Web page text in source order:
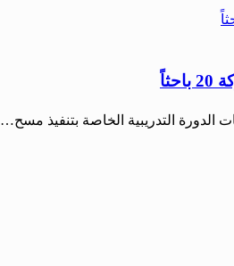
التدريبية الخاصة بتنفيذ مسح…